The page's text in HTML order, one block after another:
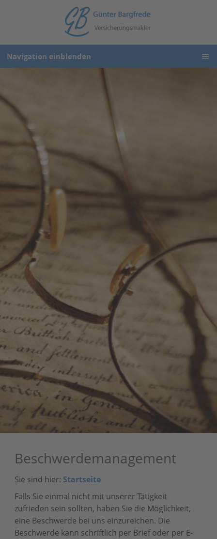
Navigation einblenden
Beschwerdemanagement
Sie sind hier: Startseite
Falls Sie einmal nicht mit unserer Tätigkeit
zufrieden sein sollten, haben Sie die Möglichkeit,
eine Beschwerde bei uns einzureichen. Die
Beschwerde kann schriftlich per Brief oder per E-